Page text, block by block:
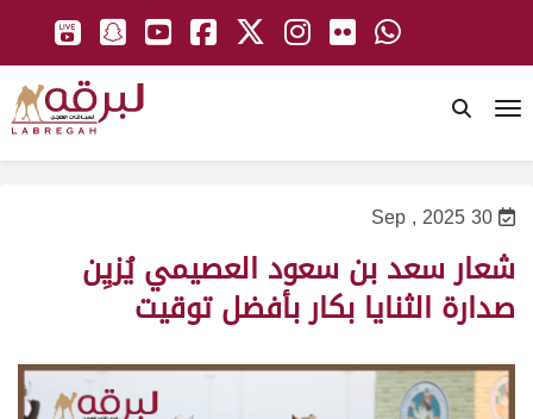
30 Sep , 2025
شعار سعد بن سعود العصيمي يُزيِن
صدارة الثنايا بكار بأفضل توقيت